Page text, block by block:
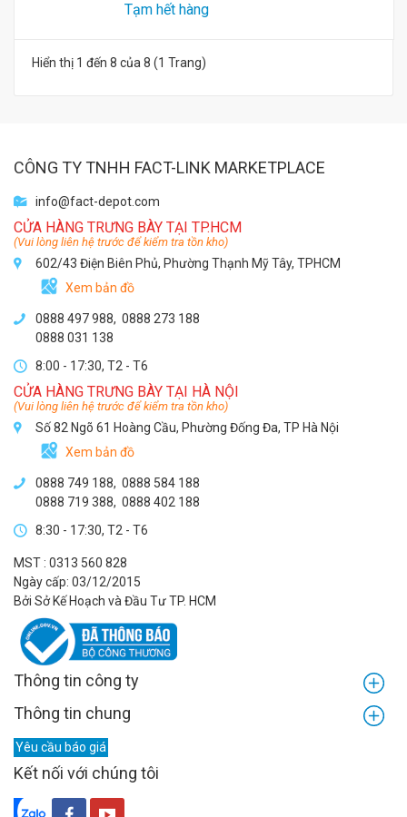
Tạm hết hàng
Hiển thị 1 đến 8 của 8 (1 Trang)
CÔNG TY TNHH FACT-LINK MARKETPLACE
info@fact-depot.com
CỬA HÀNG TRƯNG BÀY TẠI TP.HCM
(Vui lòng liên hệ trước để kiểm tra tồn kho)
602/43 Điện Biên Phủ, Phường Thạnh Mỹ Tây, TPHCM
Xem bản đồ
0888 497 988, 0888 273 188
0888 031 138
8:00 - 17:30, T2 - T6
CỬA HÀNG TRƯNG BÀY TẠI HÀ NỘI
(Vui lòng liên hệ trước để kiểm tra tồn kho)
Số 82 Ngõ 61 Hoàng Cầu, Phường Đống Đa, TP Hà Nội
Xem bản đồ
0888 749 188, 0888 584 188
0888 719 388, 0888 402 188
8:30 - 17:30, T2 - T6
MST : 0313 560 828
Ngày cấp: 03/12/2015
Bởi Sở Kế Hoạch và Đầu Tư TP. HCM
Thông tin công ty
Thông tin chung
Yêu cầu báo giá
Kết nối với chúng tôi